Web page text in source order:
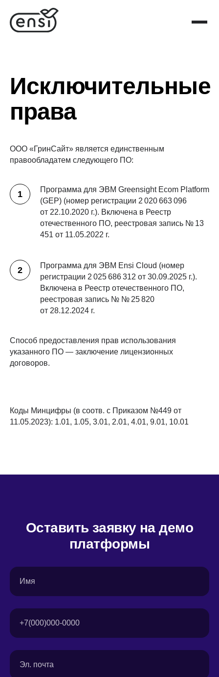
Исключительные
права
ООО «ГринСайт» является единственным
правообладатем следующего ПО:
Программа для ЭВМ Greensight Ecom Platform
(GEP) (номер регистрации 2 020 663 096
от 22.10.2020 г.). Включена в Реестр
отечественного ПО, реестровая запись № 13
451 от 11.05.2022 г.
Программа для ЭВМ Ensi Cloud (номер
регистрации 2 025 686 312 от 30.09.2025 г.).
Включена в Реестр отечественного ПО,
реестровая запись № № 25 820
от 28.12.2024 г.
Способ предоставления прав использования
указанного ПО — заключение лицензионных
договоров.
Коды Минцифры (в соотв. с Приказом №449 от
11.05.2023): 1.01, 1.05, 3.01, 2.01, 4.01, 9.01, 10.01
Оставить заявку на демо
платформы
Имя
+7(000)000-0000
Эл. почта